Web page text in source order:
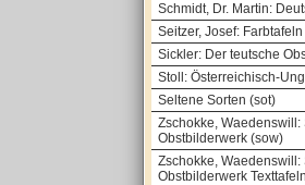
Schmidt, Dr. Martin:
Seitzer, Josef:
Sickler: Der teutsche
Stoll: Österreichisch-
Seltene Sorten (sot)
Zschokke,
Obstbilderwerk (sow)
Zschokke,
Obstbilderwerk